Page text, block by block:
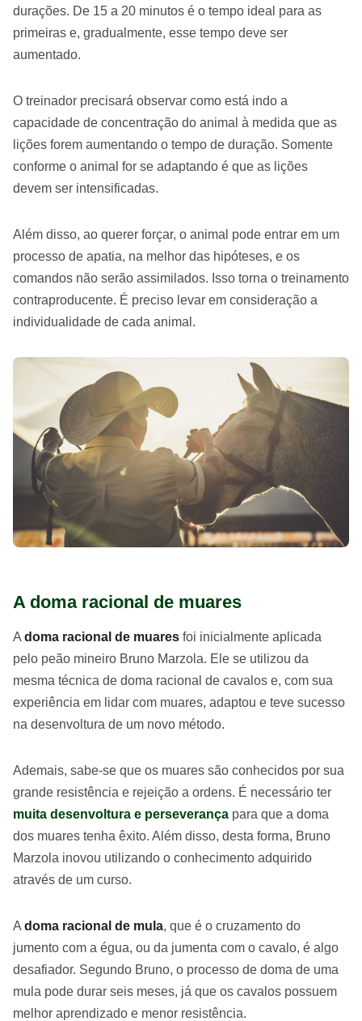
durações. De 15 a 20 minutos é o tempo ideal para as
primeiras e, gradualmente, esse tempo deve ser
aumentado.
O treinador precisará observar como está indo a
capacidade de concentração do animal à medida que as
lições forem aumentando o tempo de duração. Somente
conforme o animal for se adaptando é que as lições
devem ser intensificadas.
Além disso, ao querer forçar, o animal pode entrar em um
processo de apatia, na melhor das hipóteses, e os
comandos não serão assimilados. Isso torna o treinamento
contraproducente. É preciso levar em consideração a
individualidade de cada animal.
A doma racional de muares
A doma racional de muares foi inicialmente aplicada
pelo peão mineiro Bruno Marzola. Ele se utilizou da
mesma técnica de doma racional de cavalos e, com sua
experiência em lidar com muares, adaptou e teve sucesso
na desenvoltura de um novo método.
Ademais, sabe-se que os muares são conhecidos por sua
grande resistência e rejeição a ordens. É necessário ter
muita desenvoltura e perseverança para que a doma
dos muares tenha êxito. Além disso, desta forma, Bruno
Marzola inovou utilizando o conhecimento adquirido
através de um curso.
A doma racional de mula, que é o cruzamento do
jumento com a égua, ou da jumenta com o cavalo, é algo
desafiador. Segundo Bruno, o processo de doma de uma
mula pode durar seis meses, já que os cavalos possuem
melhor aprendizado e menor resistência.